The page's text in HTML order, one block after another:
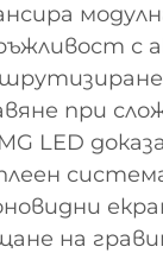
с
при
LED
на